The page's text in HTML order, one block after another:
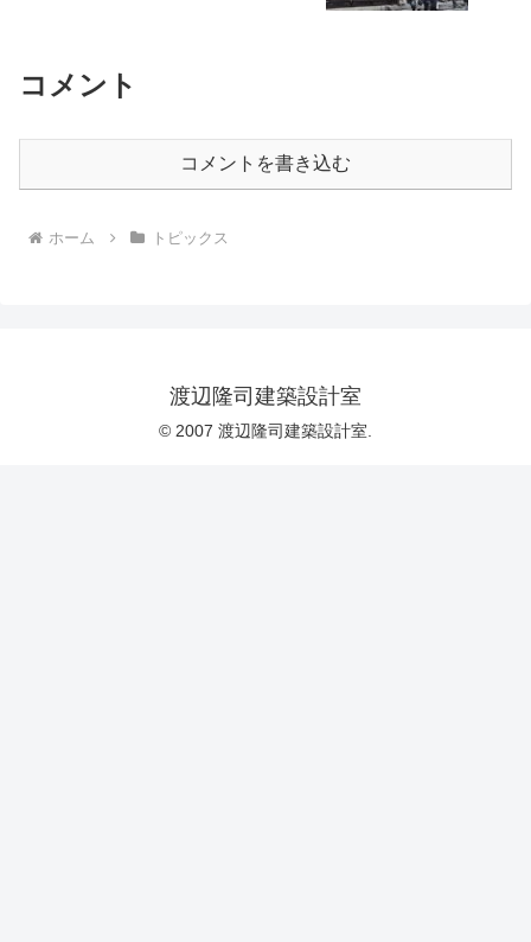
コメント
コメントを書き込む
ホーム トピックス
渡辺隆司建築設計室
© 2007 渡辺隆司建築設計室.